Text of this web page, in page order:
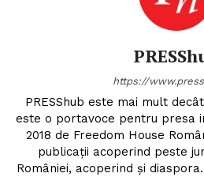
https://
PRESShub este mai mult
este o portavoce pentru presa
2018 de Freedom House
publicații acoperind peste
României, acoperind și